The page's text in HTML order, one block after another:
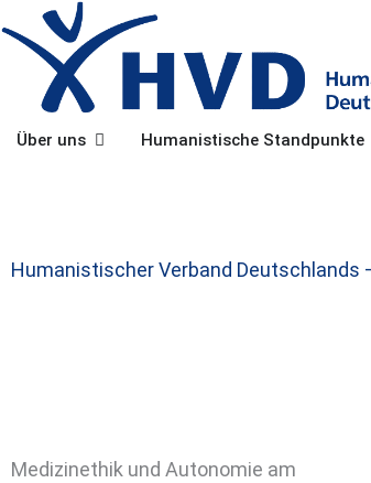
Inhalt
springen
Über uns Öffne Über uns
Humanistische Standpunkte
Humanistischer Verband Deutschlands
Medizinethik und Autonomie am